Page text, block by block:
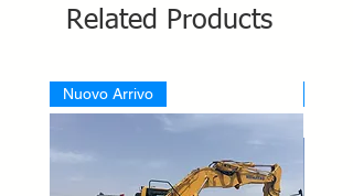
Related Products
Nuovo Arrivo